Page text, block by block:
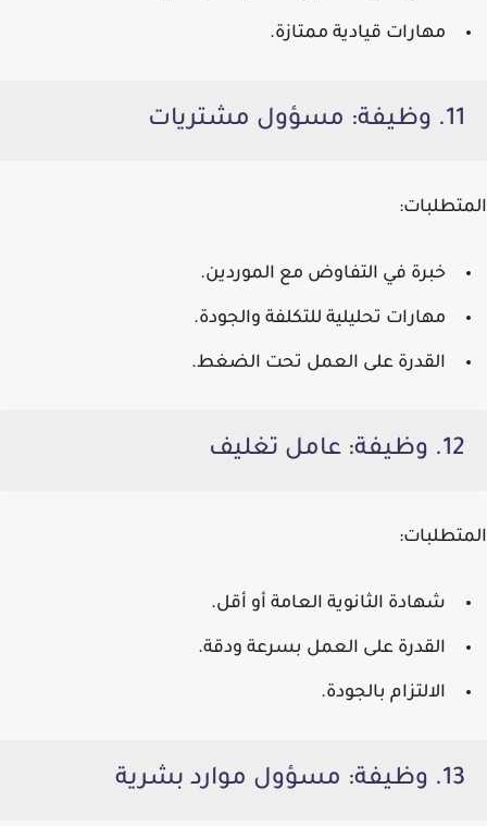
مهارات قيادية ممتازة.
11. وظيفة: مسؤول مشتريات
المتطلبات:
خبرة في التفاوض مع الموردين.
مهارات تحليلية للتكلفة والجودة.
القدرة على العمل تحت الضغط.
12. وظيفة: عامل تغليف
المتطلبات:
شهادة الثانوية العامة أو أقل.
القدرة على العمل بسرعة ودقة.
الالتزام بالجودة.
13. وظيفة: مسؤول موارد بشرية